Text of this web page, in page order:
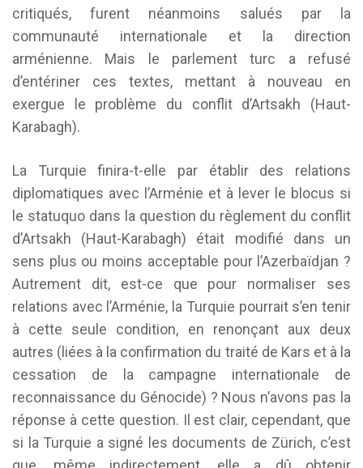
critiqués, furent néanmoins salués par la
communauté internationale et la direction
arménienne. Mais le parlement turc a refusé
d’entériner ces textes, mettant à nouveau en
exergue le problème du conflit d’Artsakh (Haut-
Karabagh).
La Turquie finira-t-elle par établir des relations
diplomatiques avec l’Arménie et à lever le blocus si
le statuquo dans la question du règlement du conflit
d’Artsakh (Haut-Karabagh) était modifié dans un
sens plus ou moins acceptable pour l’Azerbaïdjan ?
Autrement dit, est-ce que pour normaliser ses
relations avec l’Arménie, la Turquie pourrait s’en tenir
à cette seule condition, en renonçant aux deux
autres (liées à la confirmation du traité de Kars et à la
cessation de la campagne internationale de
reconnaissance du Génocide) ? Nous n’avons pas la
réponse à cette question. Il est clair, cependant, que
si la Turquie a signé les documents de Zürich, c’est